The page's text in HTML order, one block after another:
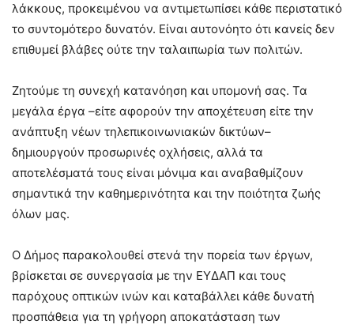
λάκκους, προκειμένου να αντιμετωπίσει κάθε περιστατικό
το συντομότερο δυνατόν. Είναι αυτονόητο ότι κανείς δεν
επιθυμεί βλάβες ούτε την ταλαιπωρία των πολιτών.
Ζητούμε τη συνεχή κατανόηση και υπομονή σας. Τα
μεγάλα έργα –είτε αφορούν την αποχέτευση είτε την
ανάπτυξη νέων τηλεπικοινωνιακών δικτύων–
δημιουργούν προσωρινές οχλήσεις, αλλά τα
αποτελέσματά τους είναι μόνιμα και αναβαθμίζουν
σημαντικά την καθημερινότητα και την ποιότητα ζωής
όλων μας.
Ο Δήμος παρακολουθεί στενά την πορεία των έργων,
βρίσκεται σε συνεργασία με την ΕΥΔΑΠ και τους
παρόχους οπτικών ινών και καταβάλλει κάθε δυνατή
προσπάθεια για τη γρήγορη αποκατάσταση των